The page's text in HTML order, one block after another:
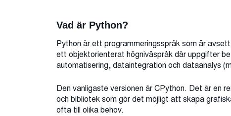
Vad är Python?
Python är ett programmeringsspråk som är
ett objektorienterat högnivåspråk där uppgifter
automatisering, dataintegration och dataanalys
Den vanligaste versionen är CPython. Det är en
och bibliotek som gör det möjligt att skapa
ofta till olika behov.